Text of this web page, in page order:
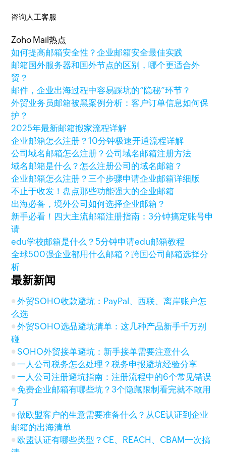
咨询人工客服
Zoho Mail热点
如何提高邮箱安全性？企业邮箱安全最佳实践
邮箱国外服务器和国外节点的区别，哪个更适合外
贸？
邮件，企业出海过程中容易踩坑的“隐秘”环节？
外贸业务员邮箱被黑案例分析：客户订单信息如何保
护？
2025年最新邮箱搬家流程详解
企业邮箱怎么注册？10分钟极速开通流程详解
公司域名邮箱怎么注册？公司域名邮箱注册方法
域名邮箱是什么？怎么注册公司的域名邮箱？
企业邮箱怎么注册？三个步骤申请企业邮箱详细版
不止于收发！盘点那些功能强大的企业邮箱
出海必备，境外公司如何选择企业邮箱？
新手必看！四大主流邮箱注册指南：3分钟搞定账号申
请
edu学校邮箱是什么？5分钟申请edu邮箱教程
全球500强企业都用什么邮箱？跨国公司邮箱选择分
析
最新新闻
外贸SOHO收款避坑：PayPal、西联、离岸账户怎
么选
外贸SOHO选品避坑清单：这几种产品新手千万别
碰
SOHO外贸接单避坑：新手接单需要注意什么
一人公司税务怎么处理？税务申报避坑经验分享
一人公司注册避坑指南：注册流程中的6个常见错误
免费企业邮箱有哪些坑？3个隐藏限制看完就不敢用
了
做欧盟客户的生意需要准备什么？从CE认证到企业
邮箱的出海清单
欧盟认证有哪些类型？CE、REACH、CBAM一次搞